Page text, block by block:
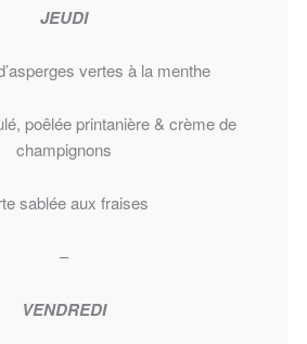
JEUDI
vertes à la menthe
poêlée printanière & crème de
champignons
sablée aux fraises
–
VENDREDI